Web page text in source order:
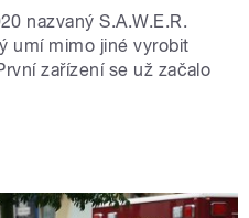
nazvaný S.A.W.E.R.
umí mimo jiné vyrobit
zařízení se už začalo